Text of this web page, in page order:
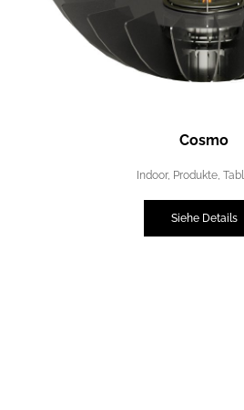
Cosmo
Indoor, Produkte,
Siehe Details